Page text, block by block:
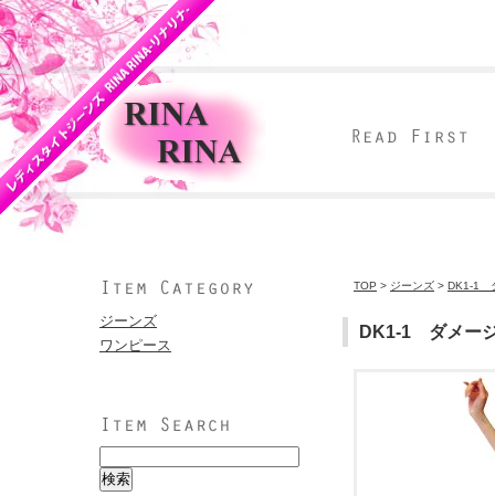
ジーンズ
ワンピース
TOP > ジーンズ > DK1-1
DK1-1 ダメー